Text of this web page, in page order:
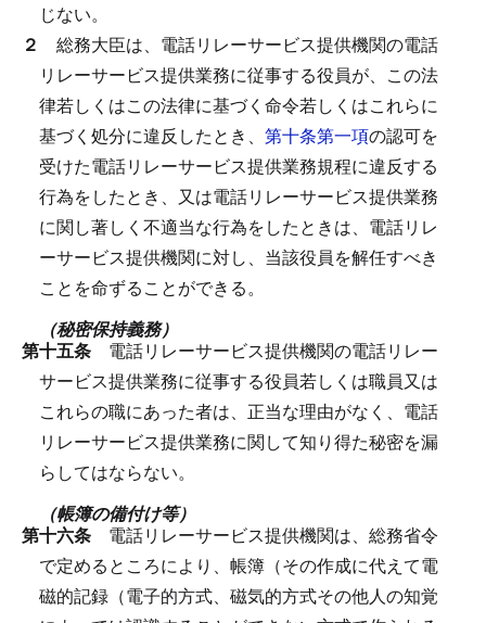
じない。
２ 総務大臣は、電話リレーサービス提供機関の電話
リレーサービス提供業務に従事する役員が、この法
律若しくはこの法律に基づく命令若しくはこれらに
基づく処分に違反したとき、 第十条第一項の認可を
受けた電話リレーサービス提供業務規程に違反する
行為をしたとき、又は電話リレーサービス提供業務
に関し著しく不適当な行為をしたときは、電話リレ
ーサービス提供機関に対し、当該役員を解任すべき
ことを命ずることができる。
（秘密保持義務）
第十五条 電話リレーサービス提供機関の電話リレー
サービス提供業務に従事する役員若しくは職員又は
これらの職にあった者は、正当な理由がなく、電話
リレーサービス提供業務に関して知り得た秘密を漏
らしてはならない。
（帳簿の備付け等）
第十六条 電話リレーサービス提供機関は、総務省令
で定めるところにより、帳簿（その作成に代えて電
磁的記録（電子的方式、磁気的方式その他人の知覚